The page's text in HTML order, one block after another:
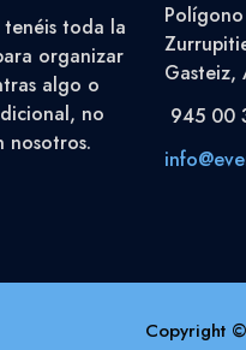
tenéis toda la
organizar
algo o
no
nosotros.
Gasteiz,
945 00
Copyright